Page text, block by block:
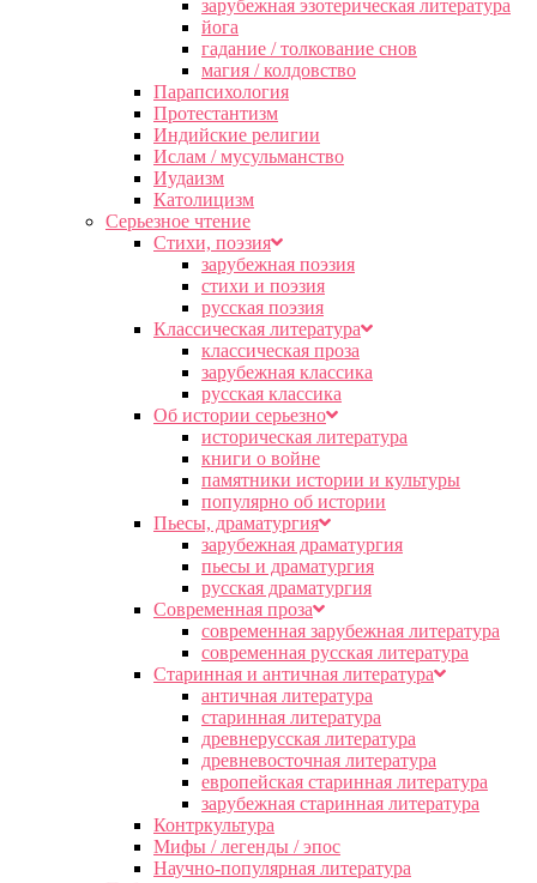
зарубежная эзотерическая литература
йога
гадание / толкование снов
магия / колдовство
Парапсихология
Протестантизм
Индийские религии
Ислам / мусульманство
Иудаизм
Католицизм
Серьезное чтение
Cтихи, поэзия
зарубежная поэзия
стихи и поэзия
русская поэзия
Классическая литература
классическая проза
зарубежная классика
русская классика
Об истории серьезно
историческая литература
книги о войне
памятники истории и культуры
популярно об истории
Пьесы, драматургия
зарубежная драматургия
пьесы и драматургия
русская драматургия
Современная проза
современная зарубежная литература
современная русская литература
Старинная и античная литература
античная литература
старинная литература
древнерусская литература
древневосточная литература
европейская старинная литература
зарубежная старинная литература
Контркультура
Мифы / легенды / эпос
Научно-популярная литература